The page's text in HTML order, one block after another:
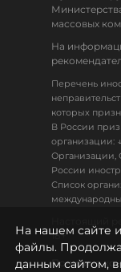
массовых
На
Перечень
которых
В России
организации: ↓
Организации,
России
Список
18+
Политика
На нашем сайте
файлы.
данным сайтом,